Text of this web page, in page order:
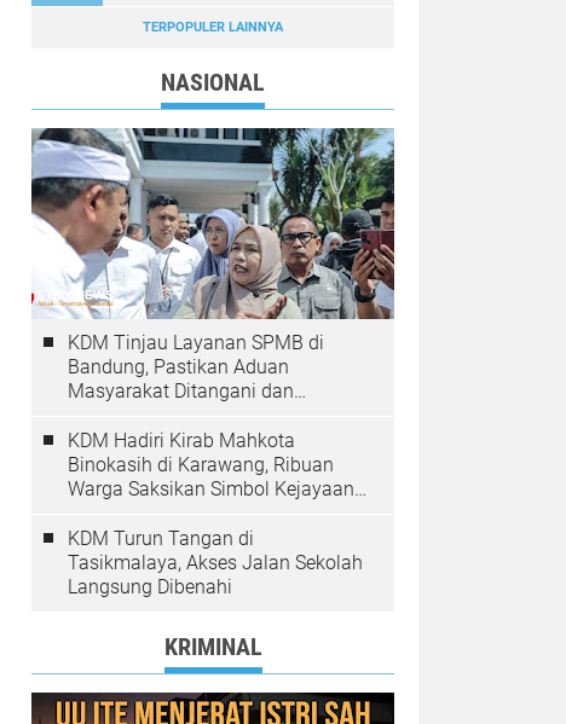
TERPOPULER LAINNYA
NASIONAL
KDM Tinjau Layanan SPMB di
Bandung, Pastikan Aduan
Masyarakat Ditangani dan
KDM Hadiri Kirab Mahkota
Binokasih di Karawang, Ribuan
Warga Saksikan Simbol Kejayaan
KDM Turun Tangan di
Tasikmalaya, Akses Jalan Sekolah
Langsung Dibenahi
KRIMINAL